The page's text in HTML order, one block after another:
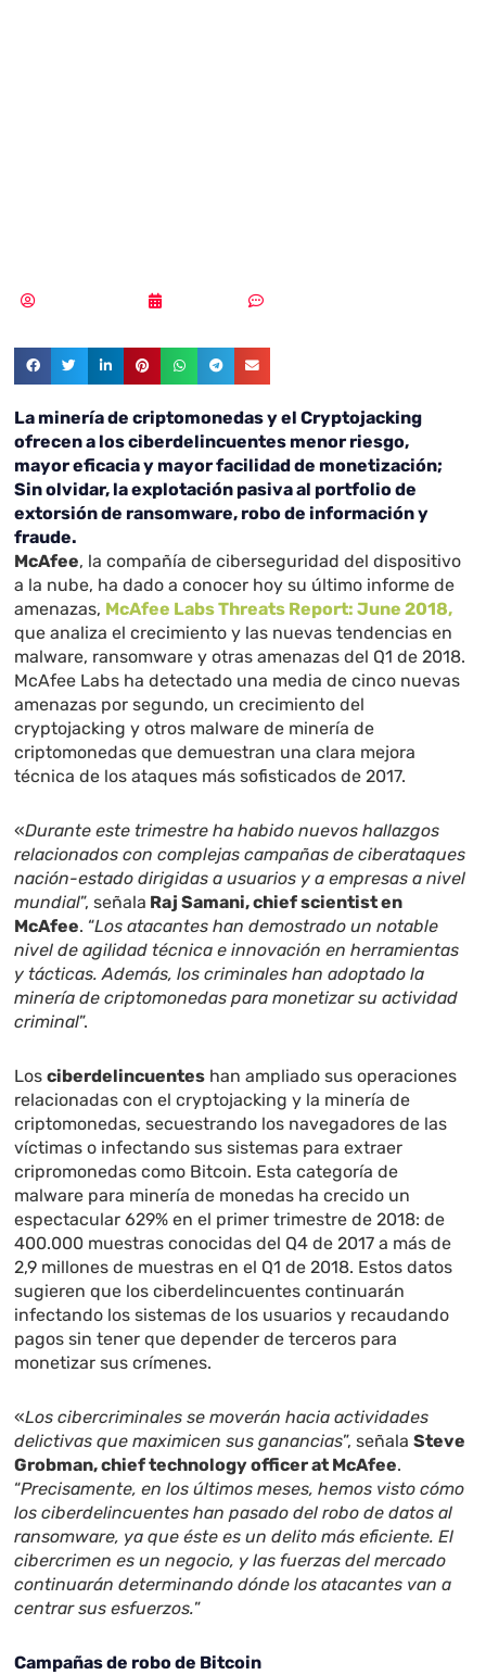
La minería de criptomonedas y el Cryptojacking
ofrecen a los ciberdelincuentes menor riesgo,
mayor eficacia y mayor facilidad de monetización;
Sin olvidar, la explotación pasiva al portfolio de
extorsión de ransomware, robo de información y
fraude.
McAfee, la compañía de ciberseguridad del dispositivo
a la nube, ha dado a conocer hoy su último informe de
amenazas, McAfee Labs Threats Report: June 2018,
que analiza el crecimiento y las nuevas tendencias en
malware, ransomware y otras amenazas del Q1 de 2018.
McAfee Labs ha detectado una media de cinco nuevas
amenazas por segundo, un crecimiento del
cryptojacking y otros malware de minería de
criptomonedas que demuestran una clara mejora
técnica de los ataques más sofisticados de 2017.
«Durante este trimestre ha habido nuevos hallazgos
relacionados con complejas campañas de ciberataques
nación-estado dirigidas a usuarios y a empresas a nivel
mundial”, señala Raj Samani, chief scientist en
McAfee. “Los atacantes han demostrado un notable
nivel de agilidad técnica e innovación en herramientas
y tácticas. Además, los criminales han adoptado la
minería de criptomonedas para monetizar su actividad
criminal”.
Losciberdelincuentes han ampliado sus operaciones
relacionadas con el cryptojacking y la minería de
criptomonedas, secuestrando los navegadores de las
víctimas o infectando sus sistemas para extraer
cripromonedas como Bitcoin. Esta categoría de
malware para minería de monedas ha crecido un
espectacular 629% en el primer trimestre de 2018: de
400.000 muestras conocidas del Q4 de 2017 a más de
2,9 millones de muestras en el Q1 de 2018. Estos datos
sugieren que los ciberdelincuentes continuarán
infectando los sistemas de los usuarios y recaudando
pagos sin tener que depender de terceros para
monetizar sus crímenes.
«Los cibercriminales se moverán hacia actividades
delictivas que maximicen sus ganancias”, señalaSteve
Grobman, chief technology officer at McAfee.
“Precisamente, en los últimos meses, hemos visto cómo
los ciberdelincuentes han pasado del robo de datos al
ransomware, ya que éste es un delito más eficiente. El
cibercrimen es un negocio, y las fuerzas del mercado
continuarán determinando dónde los atacantes van a
centrar sus esfuerzos.”
Campañas de robo de Bitcoin